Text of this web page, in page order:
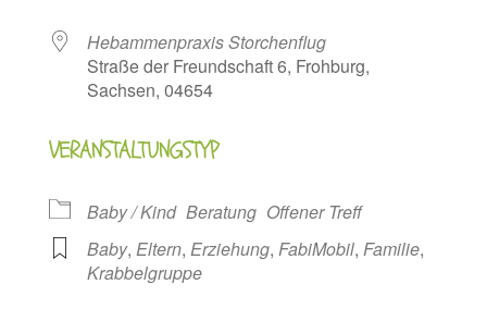
Hebammenpraxis Storchenflug
Straße der Freundschaft 6, Frohburg,
Sachsen, 04654
VERANSTALTUNGSTYP
Baby / Kind Beratung Offener Treff
Baby, Eltern, Erziehung, FabiMobil, Familie,
Krabbelgruppe